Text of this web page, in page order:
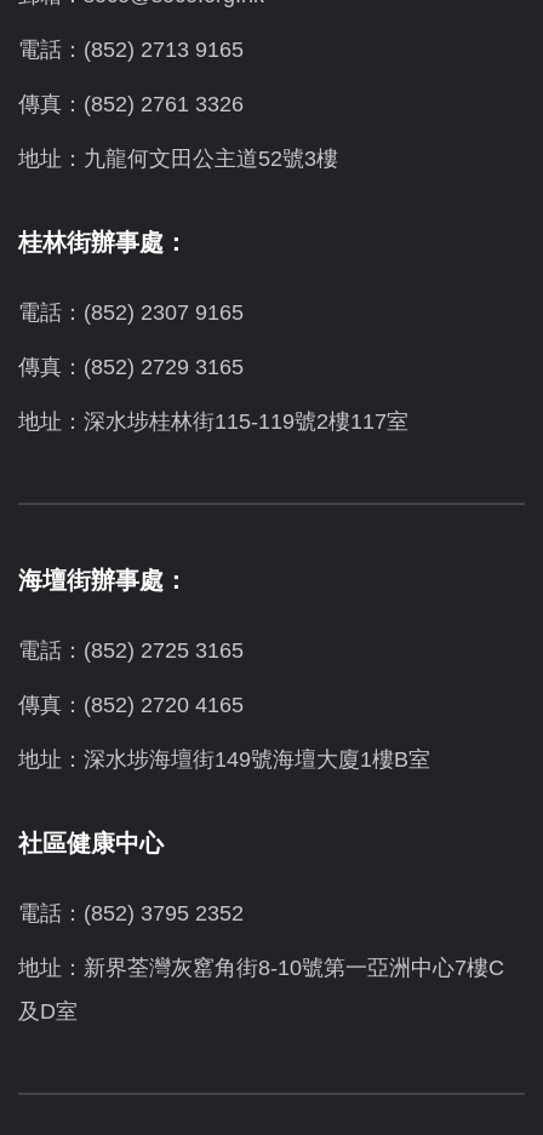
電話：(852) 2713 9165
傳真：(852) 2761 3326
地址：九龍何文田公主道52號3樓
桂林街辦事處：
電話：(852) 2307 9165
傳真：(852) 2729 3165
地址：深水埗桂林街115-119號2樓117室
海壇街辦事處：
電話：(852) 2725 3165
傳真：(852) 2720 4165
地址：深水埗海壇街149號海壇大廈1樓B室
社區健康中心
電話：(852) 3795 2352
地址：新界荃灣灰窰角街8-10號第一亞洲中心7樓C
及D室